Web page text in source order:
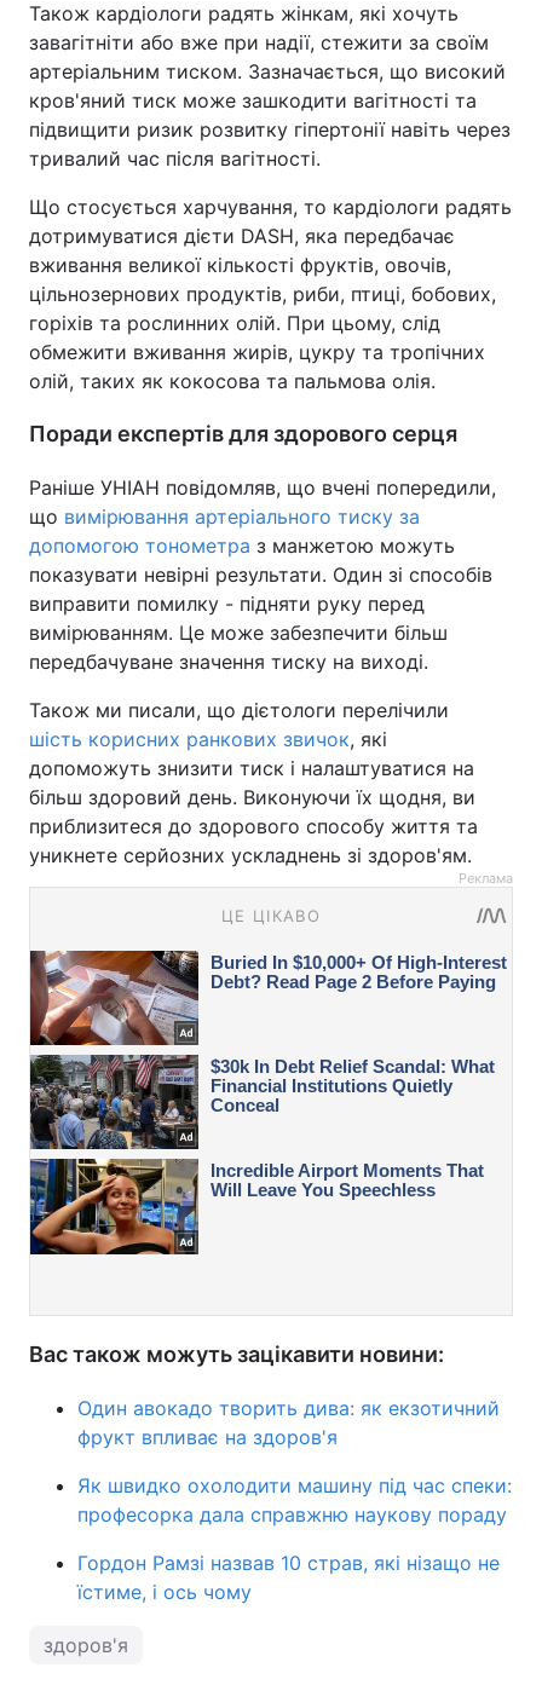
Також кардіологи радять жінкам, які хочуть
завагітніти або вже при надії, стежити за своїм
артеріальним тиском. Зазначається, що високий
кров'яний тиск може зашкодити вагітності та
підвищити ризик розвитку гіпертонії навіть через
тривалий час після вагітності.
Що стосується харчування, то кардіологи радять
дотримуватися дієти DASH, яка передбачає
вживання великої кількості фруктів, овочів,
цільнозернових продуктів, риби, птиці, бобових,
горіхів та рослинних олій. При цьому, слід
обмежити вживання жирів, цукру та тропічних
олій, таких як кокосова та пальмова олія.
Поради експертів для здорового серця
Раніше УНІАН повідомляв, що вчені попередили,
що вимірювання артеріального тиску за
допомогою тонометра з манжетою можуть
показувати невірні результати. Один зі способів
виправити помилку - підняти руку перед
вимірюванням. Це може забезпечити більш
передбачуване значення тиску на виході.
Також ми писали, що дієтологи перелічили
шість корисних ранкових звичок, які
допоможуть знизити тиск і налаштуватися на
більш здоровий день. Виконуючи їх щодня, ви
приблизитеся до здорового способу життя та
уникнете серйозних ускладнень зі здоров'ям.
Реклама
Вас також можуть зацікавити новини:
Один авокадо творить дива: як екзотичний
фрукт впливає на здоров'я
Як швидко охолодити машину під час спеки:
професорка дала справжню наукову пораду
Гордон Рамзі назвав 10 страв, які нізащо не
їстиме, і ось чому
здоров'я